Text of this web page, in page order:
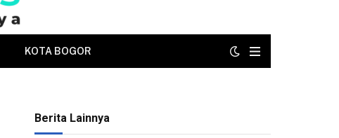
KOTA BOGOR
Berita Lainnya